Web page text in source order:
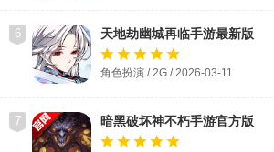
6 天地劫幽城再临手游最新版
角色扮演 / 2G / 2026-03-11
7 暗黑破坏神不朽手游官方版